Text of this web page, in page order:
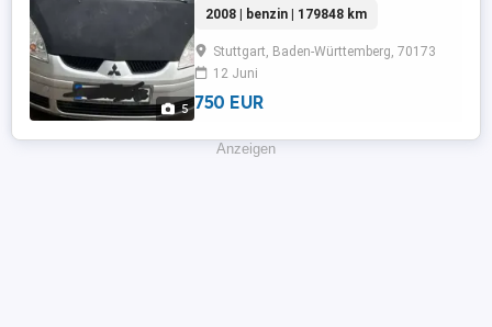
5
...
2008 | benzin | 179848 km
Stuttgart, Baden-Württemberg, 70173
12 Juni
750 EUR
Anzeigen